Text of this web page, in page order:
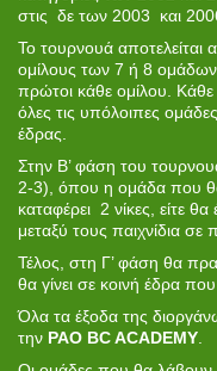
στις δε των 2003 και
Το τουρνουά αποτελείται
ομίλους των 7 ή 8
πρώτοι κάθε ομίλου.
όλες τις υπόλοιπες
έδρας.
Στην Β’ φάση του
2-3), όπου η ομάδα που θα
καταφέρει 2 νίκες, είτε
μεταξύ τους παιχνίδια σε
Τέλος, στη Γ’ φάση θα
θα γίνει σε κοινή έδρα
Όλα τα έξοδα της
την PAO BC ACADEMY.